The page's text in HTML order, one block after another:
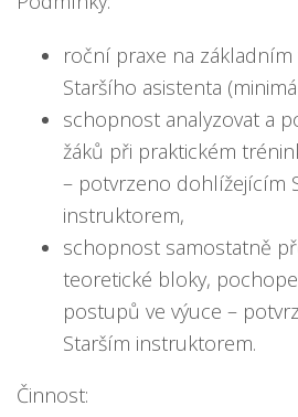
roční praxe na
Staršího asistenta
schopnost analyzovat a
žáků při praktickém
– potvrzeno dohlížejícím
instruktorem,
schopnost samostatně
teoretické bloky,
postupů ve výuce –
Starším instruktorem.
Činnost: